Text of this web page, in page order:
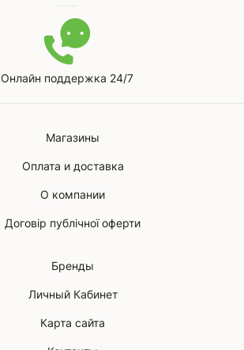
Онлайн поддержка 24/7
Магазины
Оплата и доставка
О компании
Договір публічної оферти
Бренды
Личный Кабинет
Карта сайта